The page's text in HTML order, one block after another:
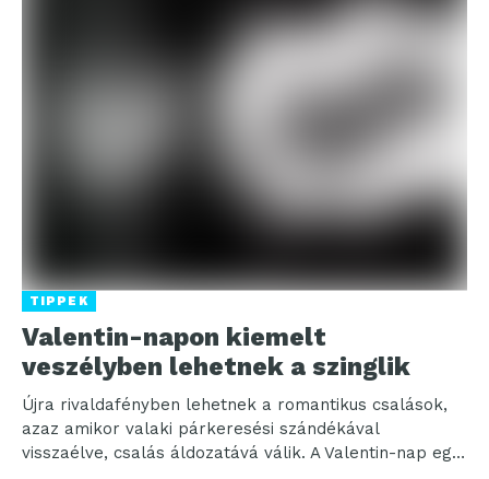
TIPPEK
Valentin-napon kiemelt
veszélyben lehetnek a szinglik
Újra rivaldafényben lehetnek a romantikus csalások,
azaz amikor valaki párkeresési szándékával
visszaélve, csalás áldozatává válik. A Valentin-nap egy